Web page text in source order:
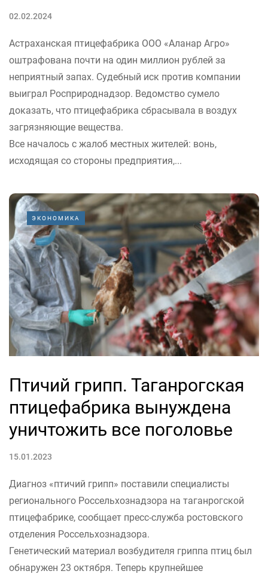
02.02.2024
Астраханская птицефабрика ООО «Аланар Агро»
оштрафована почти на один миллион рублей за
неприятный запах. Судебный иск против компании
выиграл Росприроднадзор. Ведомство сумело
доказать, что птицефабрика сбрасывала в воздух
загрязняющие вещества.
Все началось с жалоб местных жителей: вонь,
исходящая со стороны предприятия,...
ЭКОНОМИКА
Птичий грипп. Таганрогская
птицефабрика вынуждена
уничтожить все поголовье
15.01.2023
Диагноз «птичий грипп» поставили специалисты
регионального Россельхознадзора на таганрогской
птицефабрике, сообщает пресс-служба ростовского
отделения Россельхознадзора.
Генетический материал возбудителя гриппа птиц был
обнаружен 23 октября. Теперь крупнейшее